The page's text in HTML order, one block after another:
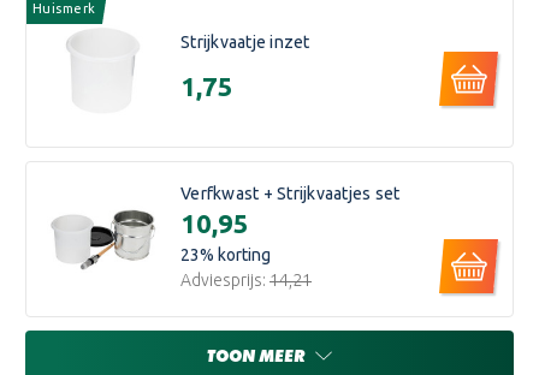
Huismerk
Strijkvaatje inzet
€1,75
Verfkwast + Strijkvaatjes set
€10,95
23% korting
Adviesprijs: €14,21
TOON MEER